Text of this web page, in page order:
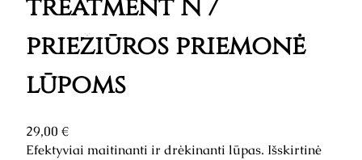
treatment N /
priežiūros priemonė
lūpoms
29,00 €
Efektyviai maitinanti ir drėkinanti lūpas. Išskirtinė